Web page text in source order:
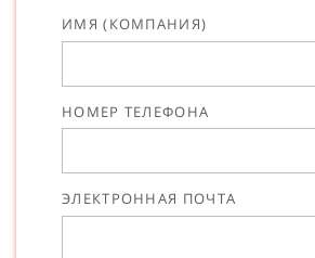
ИМЯ (КОМПАНИЯ)
НОМЕР ТЕЛЕФОНА
ЭЛЕКТРОННАЯ ПОЧТА